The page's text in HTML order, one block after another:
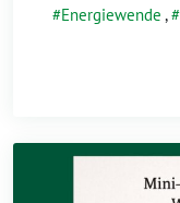
Energiewende ,